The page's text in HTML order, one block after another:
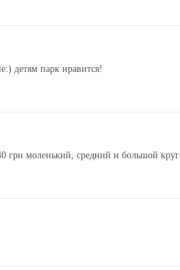
детям парк нравится!
грн моленький, средний и большой круг